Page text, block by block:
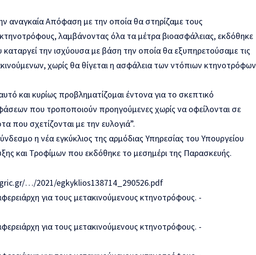
αναγκαία Απόφαση με την οποία θα στηρίζαμε τους
λαμβάνοντας όλα τα μέτρα βιοασφάλειας, εκδόθηκε
καταργεί την ισχύουσα με βάση την οποία θα εξυπηρετούσαμε τις
χωρίς θα θίγεται η ασφάλεια των ντόπιων κτηνοτρόφων
και κυρίως προβληματίζομαι έντονα για το σκεπτικό
που τροποποιούν προηγούμενες χωρίς να οφείλονται σε
που σχετίζονται με την ευλογιά”.
η νέα εγκύκλιος της αρμόδιας Υπηρεσίας του Υπουργείου
και Τροφίμων που εκδόθηκε το μεσημέρι της Παρασκευής.
…/2021/egkyklios138714_290526.pdf